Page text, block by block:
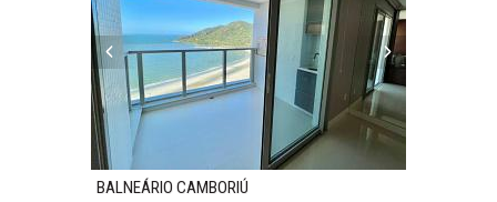
BALNEÁRIO CAMBORIÚ